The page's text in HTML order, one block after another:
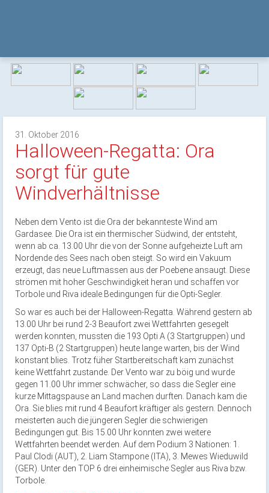
31. Oktober 2016
Halloween-Regatta: Ora
sorgt für gute
Windverhältnisse
Neben dem Vento ist die Ora der bekannteste Wind am
Gardasee. Die Ora ist ein thermischer Südwind, der entsteht,
wenn ab ca. 13.00 Uhr die von der Sonne aufgeheizte Luft am
Nordende des Sees nach oben steigt. So wird ein Vakuum
erzeugt, das neue Luftmassen aus der Poebene ansaugt. Diese
strömen mit hoher Geschwindigkeit heran und schaffen vor
Torbole und Riva ideale Bedingungen für die Opti-Segler.
So war es auch bei der Halloween-Regatta. Während gestern ab
13.00 Uhr bei rund 2-3 Beaufort zwei Wettfahrten gesegelt
werden konnten, mussten die 193 Opti A (3 Startgruppen) und
137 Opti-B (2 Startgruppen) heute lange warten, bis der Wind
konstant blies. Trotz füher Startbereitschaft kam zunächst
keine Wettfahrt zustande. Der Vento war zu böig und wurde
gegen 11.00 Uhr immer schwächer, so dass die Segler eine
kurze Mittagspause an Land machen durften. Danach kam die
Ora. Sie blies mit rund 4 Beaufort kräftiger als gestern. Dennoch
meisterten auch die jüngeren Segler die schwierigen
Bedingungen gut. Bis 15.00 Uhr konnten zwei weitere
Wettfahrten beendet werden. Auf dem Podium 3 Nationen: 1.
Paul Clodi (AUT), 2. Liam Stampone (ITA), 3. Mewes Wieduwild
(GER). Unter den TOP 6 drei einheimische Segler aus Riva bzw.
Torbole.